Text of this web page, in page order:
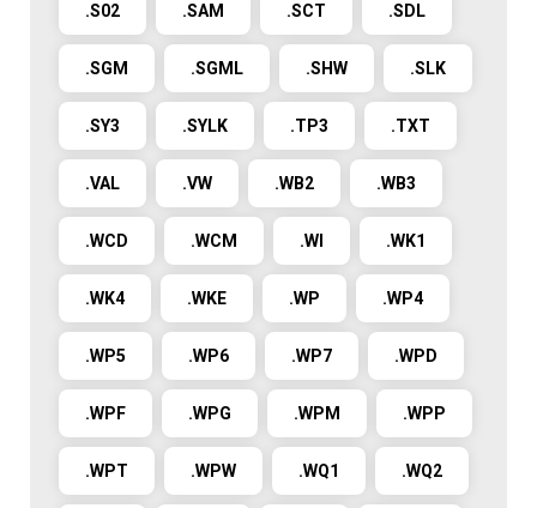
.S02 .SAM .SCT .SDL
.SGM .SGML .SHW .SLK
.SY3 .SYLK .TP3 .TXT
.VAL .VW .WB2 .WB3
.WCD .WCM .WI .WK1
.WK4 .WKE .WP .WP4
.WP5 .WP6 .WP7 .WPD
.WPF .WPG .WPM .WPP
.WPT .WPW .WQ1 .WQ2